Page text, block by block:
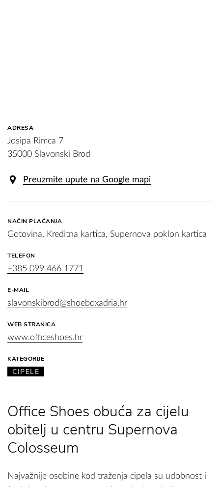
ADRESA
Josipa Rimca 7
35000 Slavonski Brod
Preuzmite upute na Google mapi
NAČIN PLAĆANJA
Gotovina, Kreditna kartica, Supernova poklon kartica
TELEFON
+385 099 466 1771
E-MAIL
slavonskibrod@shoeboxadria.hr
WEB STRANICA
www.officeshoes.hr
KATEGORIJE
CIPELE
Office Shoes obuća za cijelu
obitelj u centru Supernova
Colosseum
Najvažnije osobine kod traženja cipela su udobnost i